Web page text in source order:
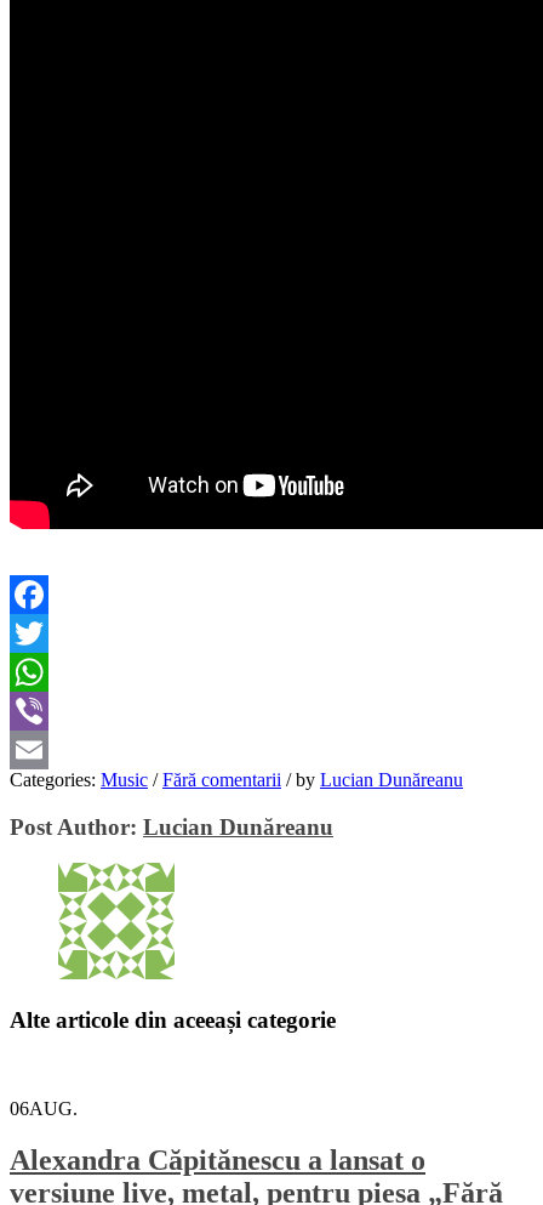
Facebook
Twitter
WhatsApp
Viber
Email
Categories: Music / Fără comentarii /by Lucian Dunăreanu
Post Author: Lucian Dunăreanu
Alte articole din aceeași categorie
06AUG.
Alexandra Căpitănescu a lansat o
versiune live, metal, pentru piesa „Fără